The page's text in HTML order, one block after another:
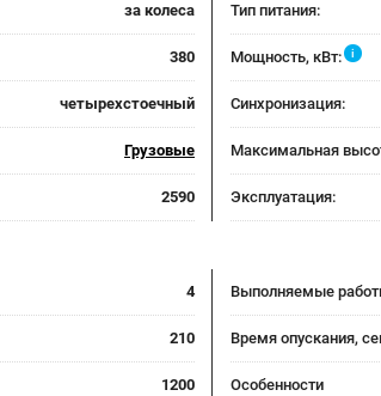
за колеса Тип питания:
380 Мощность, кВт: i
четырехстоечный Синхронизация:
Грузовые Максимальная
2590 Эксплуатация:
4 Выполняемые
210 Время опускания,
1200
Особенности